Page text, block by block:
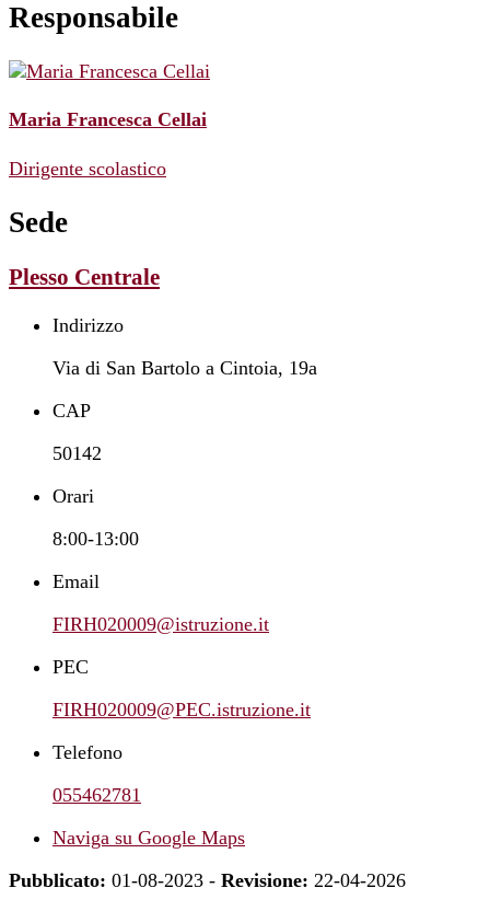
Responsabile
Maria Francesca Cellai
Dirigente scolastico
Sede
Plesso Centrale
Indirizzo
Via di San Bartolo a Cintoia, 19a
CAP
50142
Orari
8:00-13:00
Email
FIRH020009@istruzione.it
PEC
FIRH020009@PEC.istruzione.it
Telefono
055462781
Naviga su Google Maps
Pubblicato: 01-08-2023 - Revisione: 22-04-2026